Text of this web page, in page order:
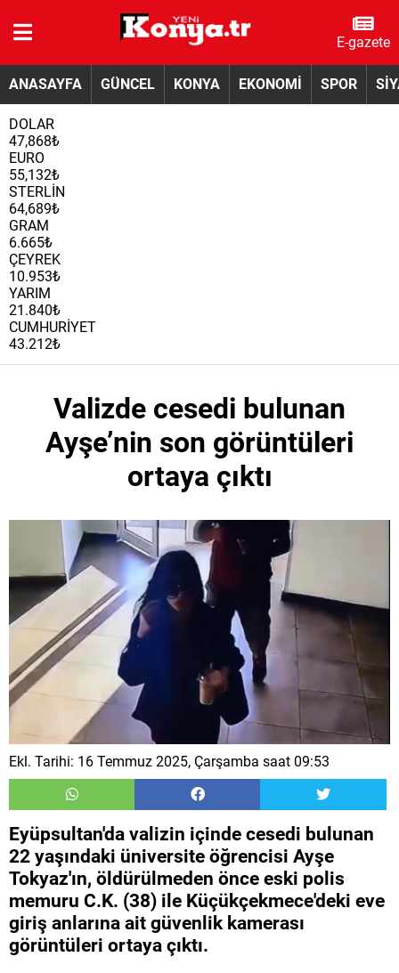
E-gazete
ANASAYFA GÜNCEL KONYA EKONOMİ SPOR
DOLAR
47,868₺
EURO
55,132₺
STERLİN
64,689₺
GRAM
6.665₺
ÇEYREK
10.953₺
YARIM
21.840₺
CUMHURİYET
43.212₺
Valizde cesedi bulunan
Ayşe’nin son görüntüleri
ortaya çıktı
Ekl. Tarihi: 16 Temmuz 2025, Çarşamba saat 09:53
Eyüpsultan'da valizin içinde cesedi bulunan
22 yaşındaki üniversite öğrencisi Ayşe
Tokyaz'ın, öldürülmeden önce eski polis
memuru C.K. (38) ile Küçükçekmece'deki eve
giriş anlarına ait güvenlik kamerası
görüntüleri ortaya çıktı.